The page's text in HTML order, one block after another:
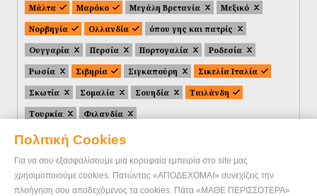
Πολιτική Cookies
Για να σου εξασφαλίσουμε μια κορυφαία εμπειρία στο site μας
χρησιμοποιούμε cookies. Πατώντας «ΑΠΟΔΕΧΟΜΑΙ» συνεχίζεις την
πλοήγηση σου αποδεχόμενος τα cookies. Πάτα «ΜΑΘΕ ΠΕΡΙΣΣΟΤΕΡΑ»
Μάλτα
Μαρόκο Μεγάλη Βρετανία
Μεξικό
Νορβηγία
Ολλανδία
όπου γης και πατρίς
Ουγγαρία
Περσία Πορτογαλία
Ροδεσία
Ρωσία
Σιβηρία Σιγκαπούρη
Σικελία Ιταλία
Σκωτία
Σομαλία Σουηδία
Ταιλάνδη
Τουρκία
Φιλανδία